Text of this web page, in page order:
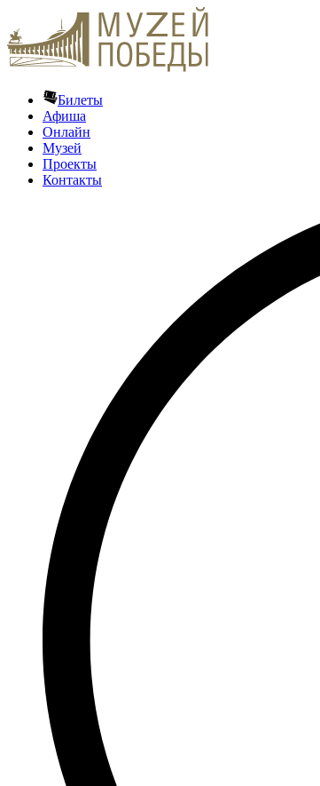
Билеты
Афиша
Онлайн
Музей
Проекты
Контакты